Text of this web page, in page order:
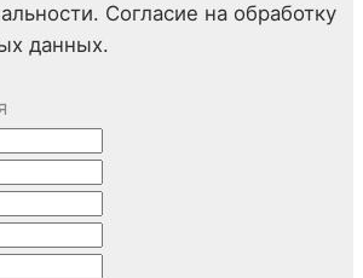
Согласие на обработку
данных.